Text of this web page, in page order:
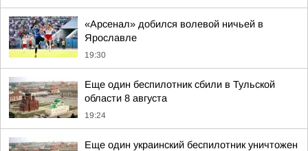
«Арсенал» добился волевой ничьей в
Ярославле
19:30
Еще один беспилотник сбили в Тульской
области 8 августа
19:24
Еще один украинский беспилотник уничтожен